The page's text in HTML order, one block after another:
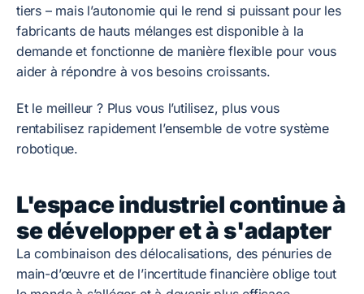
tiers – mais l’autonomie qui le rend si puissant pour les
fabricants de hauts mélanges est disponible à la
demande et fonctionne de manière flexible pour vous
aider à répondre à vos besoins croissants.
Et le meilleur ? Plus vous l’utilisez, plus vous
rentabilisez rapidement l’ensemble de votre système
robotique.
L'espace industriel continue à
se développer et à s'adapter
La combinaison des délocalisations, des pénuries de
main-d’œuvre et de l’incertitude financière oblige tout